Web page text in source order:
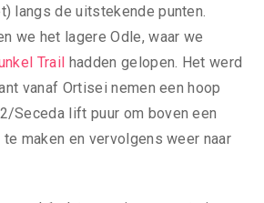
langs de uitstekende punten.
we het lagere Odle, waar we
Trail hadden gelopen. Het werd
vanaf Ortisei nemen een hoop
Seceda lift puur om boven een
maken en vervolgens weer naar